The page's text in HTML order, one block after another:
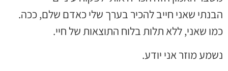
שאני חייב להכיר בערך שלי כאדם שלם, ככה.
שאני, ללא תלות בלוח התוצאות של חיי.
מוזר אני יודע.